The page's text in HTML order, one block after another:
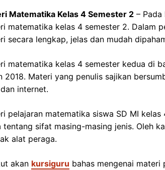
Matematika Kelas 4 Semester 2 –
matematika kelas 4 semester 2. Dalam
secara lengkap, jelas dan mudah
matematika kelas 4 semester kedua di
2018. Materi yang penulis sajikan
dan internet.
pelajaran matematika siswa SD MI
tentang sifat masing-masing jenis. Oleh
alat peraga.
akan kursiguru bahas mengenai